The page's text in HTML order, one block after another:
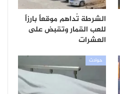
الشرطة تُداهم موقعاً بارزاً
للعب القمار وتقبض على
العشرات
حوادث